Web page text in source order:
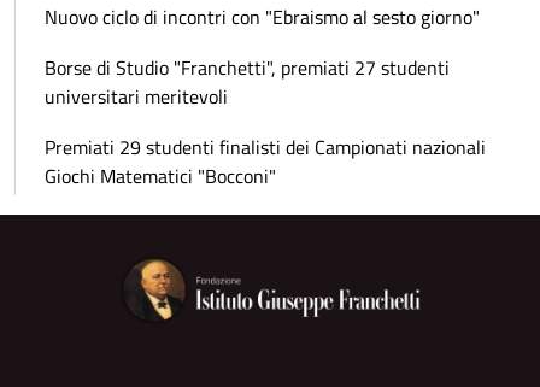
Nuovo ciclo di incontri con "Ebraismo al sesto giorno"
Borse di Studio "Franchetti", premiati 27 studenti
universitari meritevoli
Premiati 29 studenti finalisti dei Campionati nazionali
Giochi Matematici "Bocconi"